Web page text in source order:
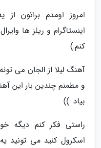
امروز اومدم براتون
اینستاگرام و ریلز ها
کنم:)
آهنگ لیلا از الجان می
و مطمنم چندین بار این
بیاد :))
راستی فکر کنم دیگه
اسکرول کنید می تونید